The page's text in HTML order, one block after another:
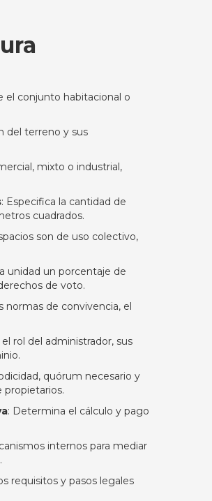
el conjunto habitacional o
del terreno y sus
mixto o industrial,
: Especifica la cantidad de
cuadrados.
son de uso colectivo,
unidad un porcentaje de
de voto.
normas de convivencia, el
rol del administrador, sus
quórum necesario y
propietarios.
: Determina el cálculo y pago
internos para mediar
requisitos y pasos legales